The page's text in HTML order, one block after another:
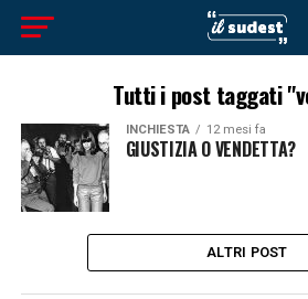
Tutti i post taggati
INCHIESTA 12 mesi fa
GIUSTIZIA O VENDETTA?
ALTRI POST